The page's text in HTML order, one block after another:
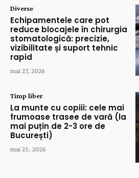
Diverse
Echipamentele care pot
reduce blocajele în chirurgia
stomatologică: precizie,
vizibilitate și suport tehnic
rapid
mai 27, 2026
Timp liber
La munte cu copiii: cele mai
frumoase trasee de vară (la
mai puțin de 2-3 ore de
București)
mai 25, 2026